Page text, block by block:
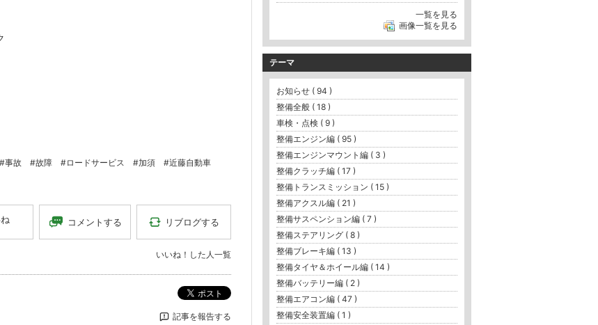
#事故 #故障 #ロードサービス #加須 #近藤自動車
コメントする リブログする
いいね！した人一覧
ポスト
記事を報告する
一覧を見る
画像一覧を見る
テーマ
お知らせ ( 94 )
整備全般 ( 18 )
車検・点検 ( 9 )
整備エンジン編 ( 95 )
整備エンジンマウント編 ( 3 )
整備クラッチ編 ( 17 )
整備トランスミッション ( 15 )
整備アクスル編 ( 21 )
整備サスペンション編 ( 7 )
整備ステアリング ( 8 )
整備ブレーキ編 ( 13 )
整備タイヤ＆ホイール編 ( 14 )
整備バッテリー編 ( 2 )
整備エアコン編 ( 47 )
整備安全装置編 ( 1 )